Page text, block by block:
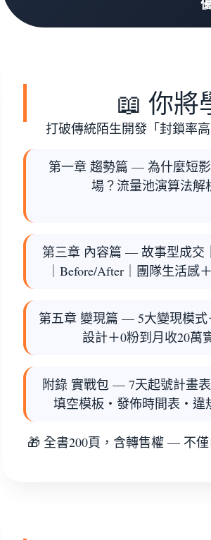
📖 你將
打破傳統陌生開發「封鎖率
第一章 趨勢篇— 為什麼短影
場？流量池演算法解
第三章 內容篇— 故事型成交
｜Before/After｜團隊生活感
第五章 變現篇 — 5大變現模式
設計＋0粉到月收20萬
附錄 實戰包— 7天起號計畫
填空模板・發佈時間表・違
🎁 全書200頁，含轉售權 — 不僅